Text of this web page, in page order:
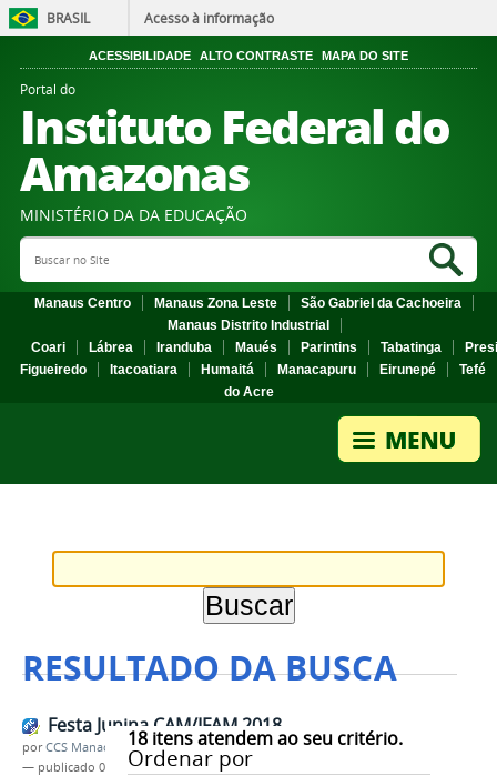
BRASIL Acesso à informação
ACESSIBILIDADE ALTO CONTRASTE MAPA DO SITE
Portal do
Instituto Federal do
Amazonas
MINISTÉRIO DA DA EDUCAÇÃO
Search Site
Manaus Centro Manaus Zona Leste
São Gabriel da Cachoeira
Manaus Distrito Industrial
Coari
Lábrea Iranduba Maués Parintins Tabatinga
Figueiredo
Itacoatiara Humaitá Manacapuru Eirunepé
Tefé
do Acre
RESULTADO DA BUSCA
18itens atendem ao seu critério.
Ordenar por
Festa Junina CAM/IFAM 2018
porCCS Manacaouru
— publicado 05/08/2018